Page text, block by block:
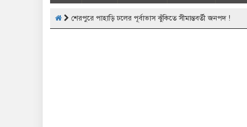
শেরপুরে পাহাড়ি ঢলের পূর্বাভাস ঝুঁকিতে সীমান্তবর্তী জনপদ !